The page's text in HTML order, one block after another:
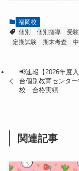
福岡校
個別
個別指導 受験
定期試験
期末考査
📢速報【2026年度
台個別教育センタ
校 合格実績
関連記事